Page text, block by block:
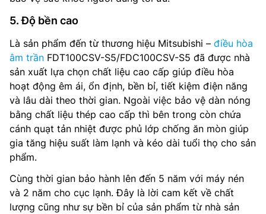
5. Độ bền cao
Là sản phẩm đến từ thương hiệu Mitsubishi – điều hòa
âm trần FDT100CSV-S5/FDC100CSV-S5 đã được nhà
sản xuất lựa chọn chất liệu cao cấp giúp điều hòa
hoạt động êm ái, ổn định, bền bỉ, tiết kiệm điện năng
và lâu dài theo thời gian. Ngoài việc bảo vệ dàn nóng
bằng chất liệu thép cao cấp thì bên trong còn chứa
cánh quạt tản nhiệt được phủ lớp chống ăn mòn giúp
gia tăng hiệu suất làm lạnh và kéo dài tuổi thọ cho sản
phẩm.
Cùng thời gian bảo hành lên đến 5 năm với máy nén
và 2 năm cho cục lạnh. Đây là lời cam kết về chất
lượng cũng như sự bền bỉ của sản phẩm từ nhà sản